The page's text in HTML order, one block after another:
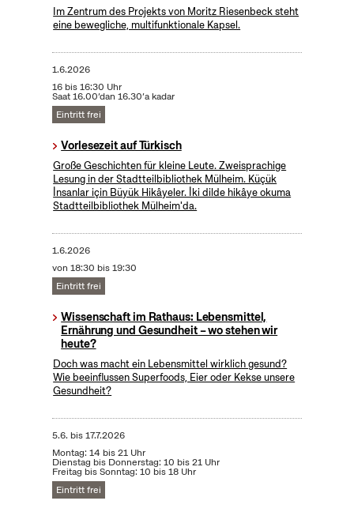
Im Zentrum des Projekts von Moritz Riesenbeck steht
eine bewegliche, multifunktionale Kapsel.
1.6.2026
16 bis 16:30 Uhr
Saat 16.00’dan 16.30’a kadar
Eintritt frei
Vorlesezeit auf Türkisch
Große Geschichten für kleine Leute. Zweisprachige
Lesung in der Stadtteilbibliothek Mülheim. Küçük
İnsanlar için Büyük Hikâyeler. İki dilde hikâye okuma
Stadtteilbibliothek Mülheim'da.
1.6.2026
von 18:30 bis 19:30
Eintritt frei
Wissenschaft im Rathaus: Lebensmittel,
Ernährung und Gesundheit – wo stehen wir
heute?
Doch was macht ein Lebensmittel wirklich gesund?
Wie beeinflussen Superfoods, Eier oder Kekse unsere
Gesundheit?
5.6. bis17.7.2026
Montag: 14 bis 21 Uhr
Dienstag bis Donnerstag: 10 bis 21 Uhr
Freitag bis Sonntag: 10 bis 18 Uhr
Eintritt frei